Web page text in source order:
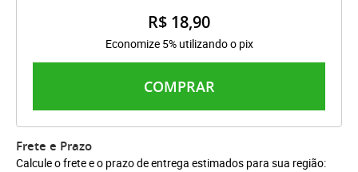
R$ 18,90
Economize 5% utilizando o pix
COMPRAR
Frete e Prazo
Calcule o frete e o prazo de entrega estimados para sua região: